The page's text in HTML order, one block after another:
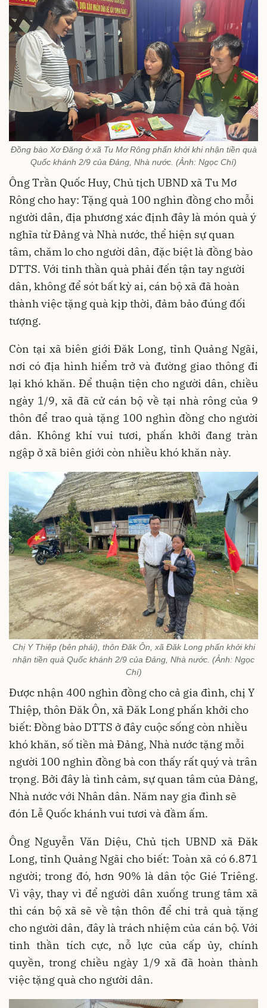
Đồng bào Xơ Đăng ở xã Tu Mơ Rông phấn khởi khi nhận tiền quà
Quốc khánh 2/9 của Đảng, Nhà nước. (Ảnh: Ngọc Chí)
Ông Trần Quốc Huy, Chủ tịch UBND xã Tu Mơ
Rông cho hay: Tặng quà 100 nghìn đồng cho mỗi
người dân, địa phương xác định đây là món quà ý
nghĩa từ Đảng và Nhà nước, thể hiện sự quan
tâm, chăm lo cho người dân, đặc biệt là đồng bào
DTTS. Với tinh thần quà phải đến tận tay người
dân, không để sót bất kỳ ai, cán bộ xã đã hoàn
thành việc tặng quà kịp thời, đảm bảo đúng đối
tượng.
Còn tại xã biên giới Đăk Long, tỉnh Quảng Ngãi,
nơi có địa hình hiểm trở và đường giao thông đi
lại khó khăn. Để thuận tiện cho người dân, chiều
ngày 1/9, xã đã cử cán bộ về tại nhà rông của 9
thôn để trao quà tặng 100 nghìn đồng cho người
dân. Không khí vui tươi, phấn khởi đang tràn
ngập ở xã biên giới còn nhiều khó khăn này.
Chị Y Thiệp (bên phải), thôn Đăk Ôn, xã Đăk Long phấn khởi khi
nhận tiền quà Quốc khánh 2/9 của Đảng, Nhà nước. (Ảnh: Ngọc
Chí)
Được nhận 400 nghìn đồng cho cả gia đình, chị Y
Thiệp, thôn Đăk Ôn, xã Đăk Long phấn khởi cho
biết: Đồng bào DTTS ở đây cuộc sống còn nhiều
khó khăn, số tiền mà Đảng, Nhà nước tặng mỗi
người 100 nghìn đồng bà con thấy rất quý và trân
trọng. Bởi đây là tình cảm, sự quan tâm của Đảng,
Nhà nước với Nhân dân. Năm nay gia đình sẽ
đón Lễ Quốc khánh vui tươi và đầm ấm.
Ông Nguyễn Văn Diệu, Chủ tịch UBND xã Đăk
Long, tỉnh Quảng Ngãi cho biết: Toàn xã có 6.871
người; trong đó, hơn 90% là dân tộc Gié Triêng.
Vì vậy, thay vì để người dân xuống trung tâm xã
thì cán bộ xã sẽ về tận thôn để chi trả quà tặng
cho người dân, đây là trách nhiệm của cán bộ. Với
tinh thần tích cực, nỗ lực của cấp ủy, chính
quyền, trong chiều ngày 1/9 xã đã hoàn thành
việc tặng quà cho người dân.